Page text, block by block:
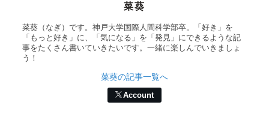
菜葵
菜葵（なぎ）です。神戸大学国際人間科学部卒。「好き」を
「もっと好き」に、「気になる」を「発見」にできるような記
事をたくさん書いていきたいです。一緒に楽しんでいきましょ
う！
菜葵の記事一覧へ
Account